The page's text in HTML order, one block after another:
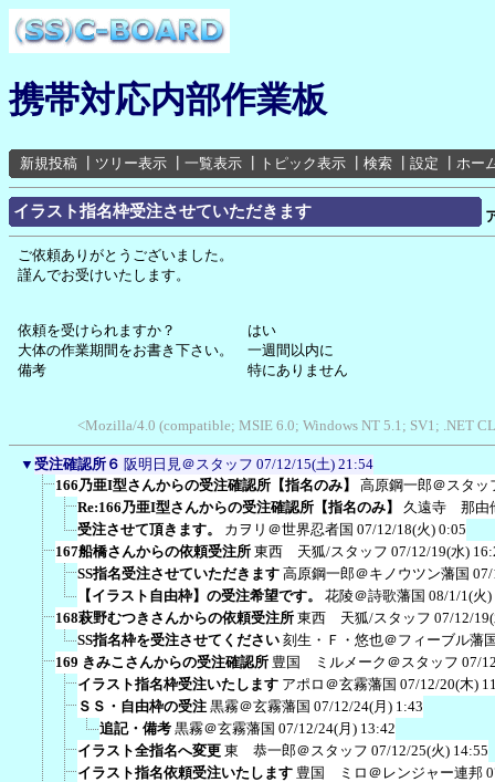
携帯対応内部作業板
新規投稿 ツリー表示 一覧表示 トピック表示 検索 設定 ホー
イラスト指名枠受注させていただきます
ご依頼ありがとうございました。
謹んでお受けいたします。
依頼を受けられますか？ はい
大体の作業期間をお書き下さい。 一週間以内に
備考 特にありません
<Mozilla/4.0 (compatible; MSIE 6.0; Windows NT 5.1; SV1; .NET
▼ 受注確認所６ 阪明日見＠スタッフ 07/12/15(土) 21:54
166乃亜I型さんからの受注確認所【指名のみ】
高原鋼一郎＠スタッ
Re:166乃亜I型さんからの受注確認所【指名のみ】
久遠寺 那由
受注させて頂きます。
カヲリ＠世界忍者国 07/12/18(火) 0:05
167船橋さんからの依頼受注所 東西 天狐/スタッフ 07/12/19(水)
SS指名受注させていただきます 高原鋼一郎＠キノウツン藩国
【イラスト自由枠】の受注希望です。
花陵＠詩歌藩国 08/1/1(火)
168萩野むつきさんからの依頼受注所 東西 天狐/スタッフ 07/12/
SS指名枠を受注させてください 刻生・Ｆ・悠也＠フィーブル藩
169 きみこさんからの受注確認所 豊国 ミルメーク＠スタッフ 07/
イラスト指名枠受注いたします アポロ＠玄霧藩国 07/12/20(木)
ＳＳ・自由枠の受注 黒霧＠玄霧藩国 07/12/24(月) 1:43
追記・備考 黒霧＠玄霧藩国 07/12/24(月) 13:42
イラスト全指名へ変更 東 恭一郎＠スタッフ 07/12/25(火) 14:55
イラスト指名依頼受注いたします 豊国 ミロ＠レンジャー連邦